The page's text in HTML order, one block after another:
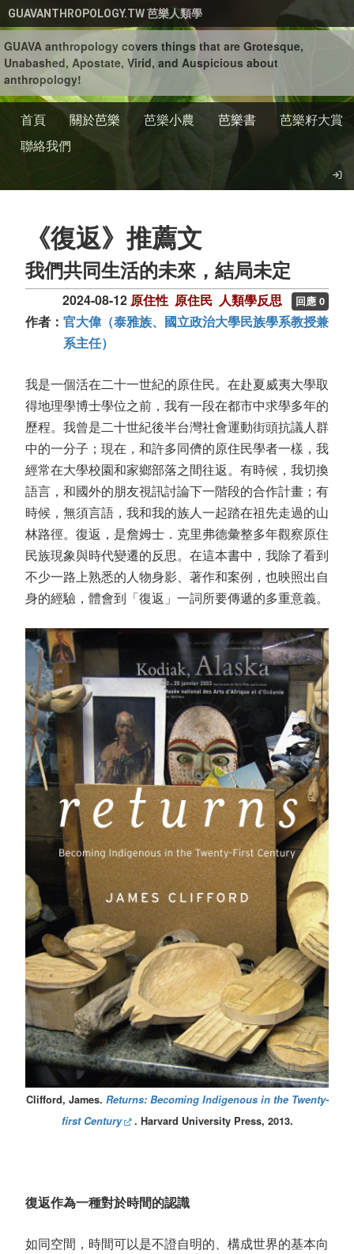
移至主內容
GUAVANTHROPOLOGY.TW 芭樂人類學
GUAVA anthropology covers things that are Grotesque,
Unabashed, Apostate, Virid, and Auspicious about
anthropology!
首頁 關於芭樂 芭樂小農 芭樂書
芭樂籽大賞
聯絡我們
《復返》推薦文
我們共同生活的未來，結局未定
2024-08-12 原住性 原住民 人類學反思 回應 0
作者： 官大偉（泰雅族、國立政治大學民族學系教授兼
系主任）
我是一個活在二十一世紀的原住民。在赴夏威夷大學取
得地理學博士學位之前，我有一段在都市中求學多年的
歷程。我曾是二十世紀後半台灣社會運動街頭抗議人群
中的一分子；現在，和許多同儕的原住民學者一樣，我
經常在大學校園和家鄉部落之間往返。有時候，我切換
語言，和國外的朋友視訊討論下一階段的合作計畫；有
時候，無須言語，我和我的族人一起踏在祖先走過的山
林路徑。復返，是詹姆士．克里弗德彙整多年觀察原住
民族現象與時代變遷的反思。在這本書中，我除了看到
不少一路上熟悉的人物身影、著作和案例，也映照出自
身的經驗，體會到「復返」一詞所要傳遞的多重意義。
Clifford, James. Returns: Becoming Indigenous in the Twenty-
first Century
. Harvard University Press, 2013.
復返作為一種對於時間的認識
如同空間，時間可以是不證自明的、構成世界的基本向